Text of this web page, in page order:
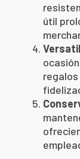
útil